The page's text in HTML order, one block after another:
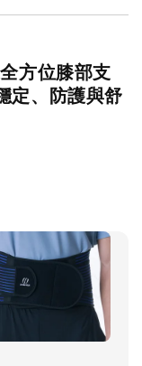
方位膝部支
定、防護與舒